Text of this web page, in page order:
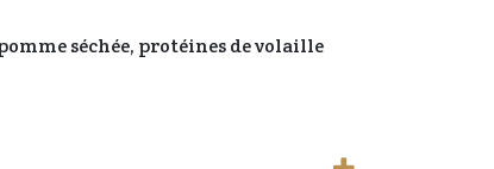
séchée, protéines de volaille